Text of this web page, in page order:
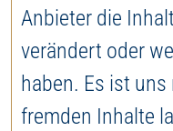
Anbieter die
verändert oder
haben. Es ist
fremden Inhalte